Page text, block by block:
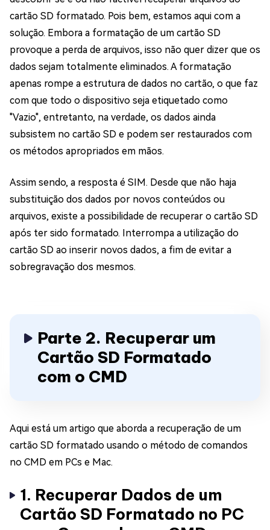
cartão SD formatado. Pois bem, estamos aqui com a
solução. Embora a formatação de um cartão SD
provoque a perda de arquivos, isso não quer dizer que os
dados sejam totalmente eliminados. A formatação
apenas rompe a estrutura de dados no cartão, o que faz
com que todo o dispositivo seja etiquetado como
"Vazio", entretanto, na verdade, os dados ainda
subsistem no cartão SD e podem ser restaurados com
os métodos apropriados em mãos.
Assim sendo, a resposta é SIM. Desde que não haja
substituição dos dados por novos conteúdos ou
arquivos, existe a possibilidade de recuperar o cartão SD
após ter sido formatado. Interrompa a utilização do
cartão SD ao inserir novos dados, a fim de evitar a
sobregravação dos mesmos.
Parte 2. Recuperar um
Cartão SD Formatado
com o CMD
Aqui está um artigo que aborda a recuperação de um
cartão SD formatado usando o método de comandos
no CMD em PCs e Mac.
1. Recuperar Dados de um
Cartão SD Formatado no PC